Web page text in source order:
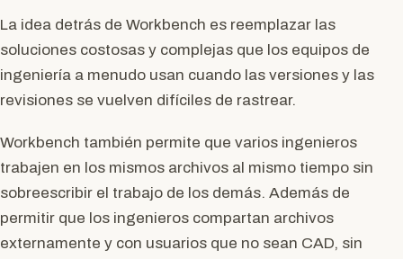
La idea detrás de Workbench es reemplazar las
soluciones costosas y complejas que los equipos de
ingeniería a menudo usan cuando las versiones y las
revisiones se vuelven difíciles de rastrear.
Workbench también permite que varios ingenieros
trabajen en los mismos archivos al mismo tiempo sin
sobreescribir el trabajo de los demás. Además de
permitir que los ingenieros compartan archivos
externamente y con usuarios que no sean CAD, sin